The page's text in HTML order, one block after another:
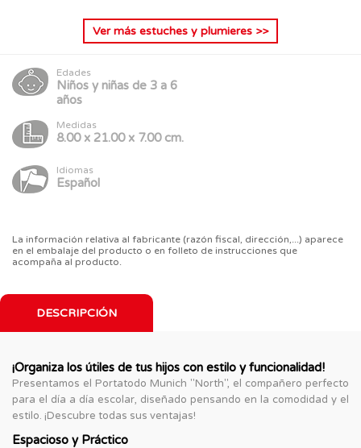
Ver más estuches y plumieres >>
Edades
Niños y niñas de 3 a 6
años
Medidas
8.00 x 21.00 x 7.00 cm.
Idiomas
Español
La información relativa al fabricante (razón fiscal, dirección,...) aparece
en el embalaje del producto o en folleto de instrucciones que
acompaña al producto.
DESCRIPCIÓN
¡Organiza los útiles de tus hijos con estilo y funcionalidad!
Presentamos el Portatodo Munich "North", el compañero perfecto
para el día a día escolar, diseñado pensando en la comodidad y el
estilo. ¡Descubre todas sus ventajas!
Espacioso y Práctico